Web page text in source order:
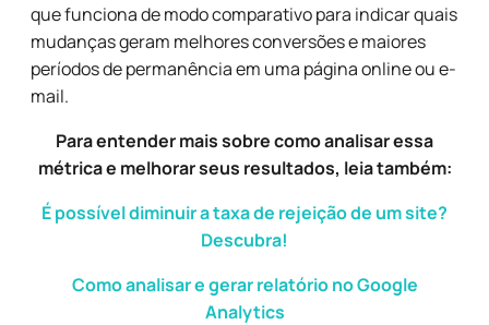
que funciona de modo comparativo para indicar quais
mudanças geram melhores conversões e maiores
períodos de permanência em uma página online ou e-
mail.
Para entender mais sobre como analisar essa
métrica e melhorar seus resultados, leia também:
É possível diminuir a taxa de rejeição de um site?
Descubra!
Como analisar e gerar relatório no Google
Analytics